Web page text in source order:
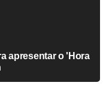
apresentar o 'Hora